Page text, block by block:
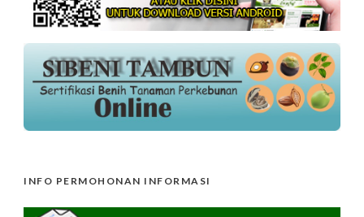
INFO PERMOHONAN INFORMASI